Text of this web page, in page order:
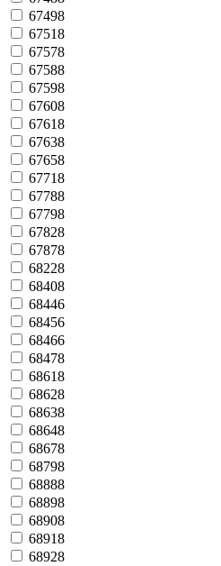
67498
67518
67578
67588
67598
67608
67618
67638
67658
67718
67788
67798
67828
67878
68228
68408
68446
68456
68466
68478
68618
68628
68638
68648
68678
68798
68888
68898
68908
68918
68928